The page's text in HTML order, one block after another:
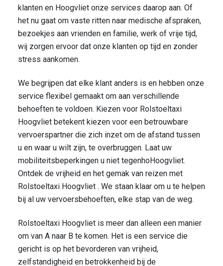
klanten en Hoogvliet onze services daarop aan. Of
het nu gaat om vaste ritten naar medische afspraken,
bezoekjes aan vrienden en familie, werk of vrije tijd,
wij zorgen ervoor dat onze klanten op tijd en zonder
stress aankomen.
We begrijpen dat elke klant anders is en hebben onze
service flexibel gemaakt om aan verschillende
behoeften te voldoen. Kiezen voor Rolstoeltaxi
Hoogvliet betekent kiezen voor een betrouwbare
vervoerspartner die zich inzet om de afstand tussen
u en waar u wilt zijn, te overbruggen. Laat uw
mobiliteitsbeperkingen u niet tegenhoHoogvliet.
Ontdek de vrijheid en het gemak van reizen met
Rolstoeltaxi Hoogvliet . We staan klaar om u te helpen
bij al uw vervoersbehoeften, elke stap van de weg.
Rolstoeltaxi Hoogvliet is meer dan alleen een manier
om van A naar B te komen. Het is een service die
gericht is op het bevorderen van vrijheid,
zelfstandigheid en betrokkenheid bij de